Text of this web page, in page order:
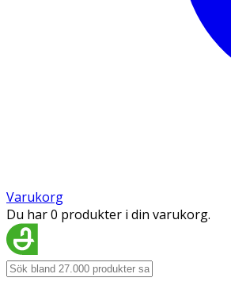
Varukorg
Du har 0 produkter i din varukorg.